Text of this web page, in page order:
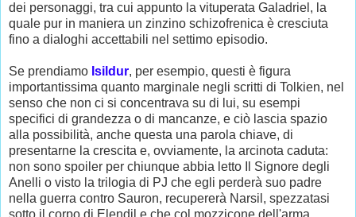
dei personaggi, tra cui appunto la vituperata Galadriel, la
quale pur in maniera un zinzino schizofrenica è cresciuta
fino a dialoghi accettabili nel settimo episodio.
Se prendiamo Isildur, per esempio, questi è figura
importantissima quanto marginale negli scritti di Tolkien, nel
senso che non ci si concentrava su di lui, su esempi
specifici di grandezza o di mancanze, e ciò lascia spazio
alla possibilità, anche questa una parola chiave, di
presentarne la crescita e, ovviamente, la arcinota caduta:
non sono spoiler per chiunque abbia letto Il Signore degli
Anelli o visto la trilogia di PJ che egli perderà suo padre
nella guerra contro Sauron, recupererà Narsil, spezzatasi
sotto il corpo di Elendil e che col mozzicone dell'arma